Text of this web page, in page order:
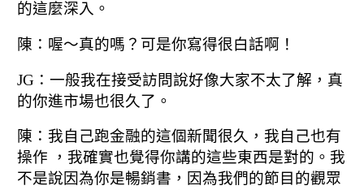
的這麼深入。
陳：喔～真的嗎？ 可是你寫得很白話啊！
JG：一般我在接受訪問說好像大家不太了解， 真
的你進市場也很久了。
陳：我自己跑金融的這個新聞很久， 我自己也有
操作 ，我確實也覺得你講的這些東西是對的。 我
不是說因為你是暢銷書，因為我們的節目的觀眾